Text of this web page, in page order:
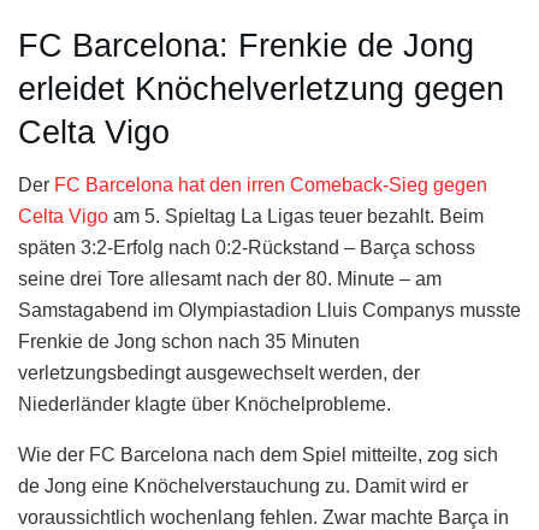
FC Barcelona: Frenkie de Jong
erleidet Knöchelverletzung gegen
Celta Vigo
Der FC Barcelona hat den irren Comeback-Sieg gegen
Celta Vigo am 5. Spieltag La Ligas teuer bezahlt. Beim
späten 3:2-Erfolg nach 0:2-Rückstand – Barça schoss
seine drei Tore allesamt nach der 80. Minute – am
Samstagabend im Olympiastadion Lluis Companys musste
Frenkie de Jong schon nach 35 Minuten
verletzungsbedingt ausgewechselt werden, der
Niederländer klagte über Knöchelprobleme.
Wie der FC Barcelona nach dem Spiel mitteilte, zog sich
de Jong eine Knöchelverstauchung zu. Damit wird er
voraussichtlich wochenlang fehlen. Zwar machte Barça in